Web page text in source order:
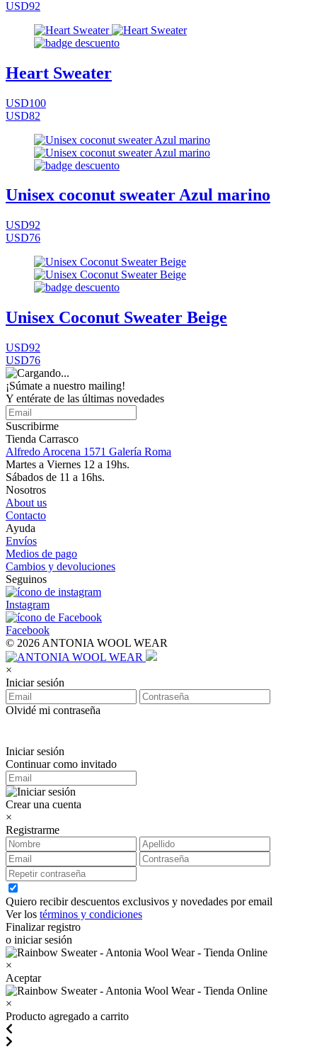
USD92
Heart Sweater
USD100
USD82
Unisex coconut sweater Azul marino
USD92
USD76
Unisex Coconut Sweater Beige
USD92
USD76
¡Súmate a nuestro mailing!
Y entérate de las últimas novedades
Suscribirme
Tienda Carrasco
Alfredo Arocena 1571 Galería Roma
Martes a Viernes 12 a 19hs.
Sábados de 11 a 16hs.
Nosotros
About us
Contacto
Ayuda
Envíos
Medios de pago
Cambios y devoluciones
Seguinos
Instagram
Facebook
© 2026 ANTONIA WOOL WEAR
×
Iniciar sesión
Olvidé mi contraseña
Iniciar sesión
Continuar como invitado
Crear una cuenta
×
Registrarme
Quiero recibir descuentos exclusivos y novedades por email
Ver los términos y condiciones
Finalizar registro
o iniciar sesión
×
Aceptar
×
Producto agregado a carrito